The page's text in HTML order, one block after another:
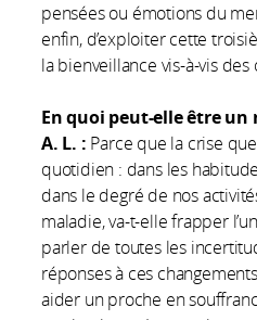
pensées ou émotions du
enfin, d’exploiter cette
la bienveillance vis-à-vis
En quoi peut-elle être
A. L. : Parce que la crise
quotidien : dans les
dans le degré de nos
maladie, va-t-elle frapper
parler de toutes les
réponses à ces
aider un proche en